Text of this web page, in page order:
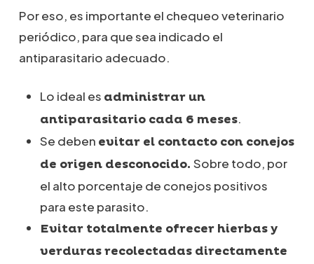
Por eso, es importante el chequeo veterinario
periódico, para que sea indicado el
antiparasitario adecuado.
Lo ideal es administrar un
antiparasitario cada 6 meses.
Se deben evitar el contacto con conejos
de origen desconocido. Sobre todo, por
el alto porcentaje de conejos positivos
para este parasito.
Evitar totalmente ofrecer hierbas y
verduras recolectadas directamente